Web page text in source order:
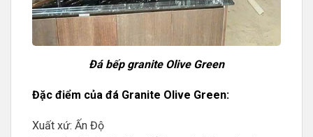
Đá bếp granite Olive Green
Đặc điểm của đá Granite Olive Green:
Xuất xứ: Ấn Độ